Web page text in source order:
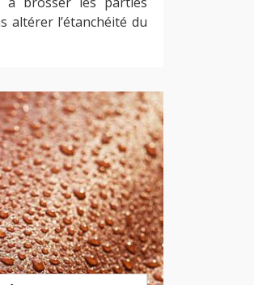
altérer l’étanchéité du